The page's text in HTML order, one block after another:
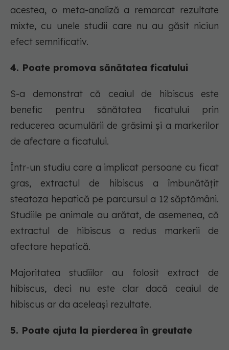
acestea, o meta-analiză a remarcat rezultate
mixte, cu unele studii care nu au găsit niciun
efect semnificativ.
4. Poate promova sănătatea ficatului
S-a demonstrat că ceaiul de hibiscus este
benefic pentru sănătatea ficatului prin
reducerea acumulării de grăsimi și a markerilor
de afectare a ficatului.
Într-un studiu care a implicat persoane cu ficat
gras, extractul de hibiscus a îmbunătățit
steatoza hepatică pe parcursul a 12 săptămâni.
Studiile pe animale au arătat, de asemenea, că
extractul de hibiscus a redus markerii de
afectare hepatică.
Majoritatea studiilor au folosit extract de
hibiscus, deci nu este clar dacă ceaiul de
hibiscus ar da aceleași rezultate.
5. Poate ajuta la pierderea în greutate